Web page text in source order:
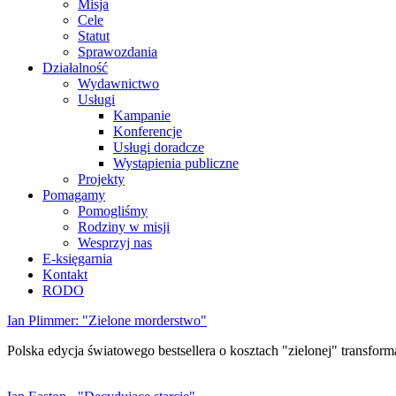
Misja
Cele
Statut
Sprawozdania
Działalność
Wydawnictwo
Usługi
Kampanie
Konferencje
Usługi doradcze
Wystąpienia publiczne
Projekty
Pomagamy
Pomogliśmy
Rodziny w misji
Wesprzyj nas
E-księgarnia
Kontakt
RODO
Ian Plimmer: "Zielone morderstwo"
Polska edycja światowego bestsellera o kosztach "zielonej"